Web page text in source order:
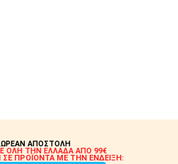
ΑΠΟΣΤΟΛΗ
ΟΛΗ ΤΗΝ ΕΛΛΑΔΑ ΑΠΟ 99€
ΣΕ ΠΡΟΪΟΝΤΑ ΜΕ ΤΗΝ ΕΝΔΕΙΞΗ: